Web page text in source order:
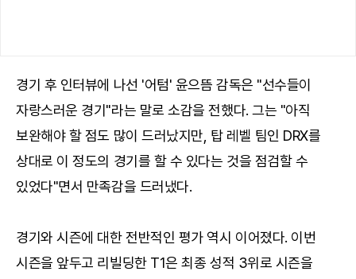
경기 후 인터뷰에 나선 '어텀' 윤으뜸 감독은 "선수들이
자랑스러운 경기"라는 말로 소감을 전했다. 그는 "아직
보완해야 할 점도 많이 드러났지만, 탑 레벨 팀인 DRX를
상대로 이 정도의 경기를 할 수 있다는 것을 점검할 수
있었다"면서 만족감을 드러냈다.
경기와 시즌에 대한 전반적인 평가 역시 이어졌다. 이번
시즌을 앞두고 리빌딩한 T1은 최종 성적 3위로 시즌을